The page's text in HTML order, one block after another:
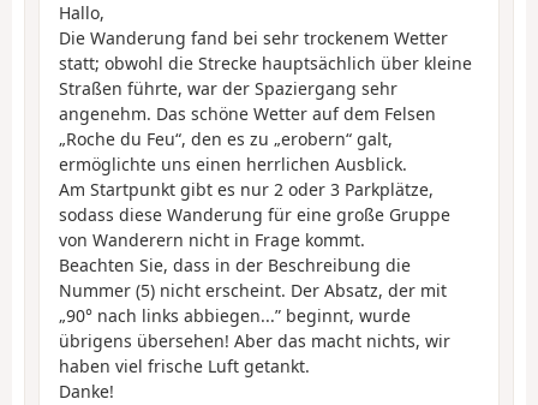
Hallo,
Die Wanderung fand bei sehr trockenem Wetter
statt; obwohl die Strecke hauptsächlich über kleine
Straßen führte, war der Spaziergang sehr
angenehm. Das schöne Wetter auf dem Felsen
„Roche du Feu“, den es zu „erobern“ galt,
ermöglichte uns einen herrlichen Ausblick.
Am Startpunkt gibt es nur 2 oder 3 Parkplätze,
sodass diese Wanderung für eine große Gruppe
von Wanderern nicht in Frage kommt.
Beachten Sie, dass in der Beschreibung die
Nummer (5) nicht erscheint. Der Absatz, der mit
„90° nach links abbiegen...” beginnt, wurde
übrigens übersehen! Aber das macht nichts, wir
haben viel frische Luft getankt.
Danke!